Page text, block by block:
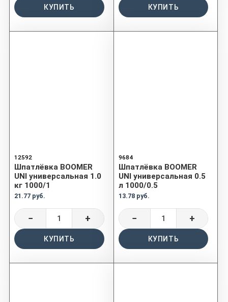
КУПИТЬ КУПИТЬ
12592
Шпатлёвка BOOMER
UNI универсальная 1.0
кг 1000/1
21.77 руб.
− +
КУПИТЬ
9684
Шпатлёвка BOOMER
UNI универсальная 0.5
л 1000/0.5
13.78 руб.
− +
КУПИТЬ